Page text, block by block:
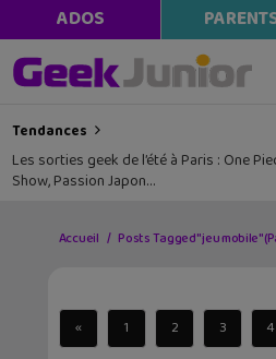
ADOS
Tendances
Les sorties geek de l’été à Paris : One
Show, Passion Japon…
Accueil Posts Tagged "jeu mobile"
« 1 2 3 4